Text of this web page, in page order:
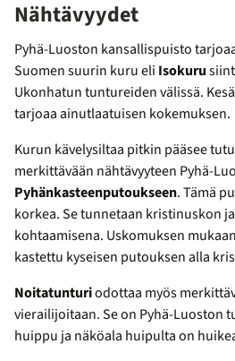
Nähtävyydet
Pyhä-Luoston kansallispuisto
Suomen suurin kuru eli Isokuru
Ukonhatun tuntureiden välissä.
tarjoaa ainutlaatuisen kokemuksen.
Kurun kävelysiltaa pitkin pääsee
merkittävään nähtävyyteen Pyhä-
Pyhänkasteenputoukseen. Tämä
korkea. Se tunnetaan kristinuskon
kohtaamisena. Uskomuksen
kastettu kyseisen putouksen alla
Noitatunturiodottaa myös
vierailijoitaan. Se on Pyhä-Luoston
huippu ja näköala huipulta on